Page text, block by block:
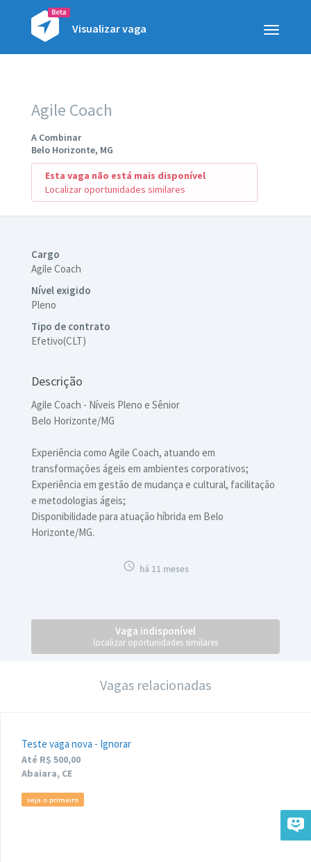
Toggle
Visualizar vaga
Agile Coach
A Combinar
Belo Horizonte, MG
Esta vaga não está mais disponível
Localizar oportunidades similares
Cargo
Agile Coach
Nível exigido
Pleno
Tipo de contrato
Efetivo(CLT)
Descrição
Agile Coach - Níveis Pleno e Sênior
Belo Horizonte/MG
Experiência como Agile Coach, atuando em
transformações ágeis em ambientes corporativos;
Experiência em gestão de mudança e cultural, facilitação
e metodologias ágeis;
Disponibilidade para atuação híbrida em Belo
Horizonte/MG.
 há 11 meses
Vaga indisponível
localizar oportunidades similares
Vagas relacionadas
Teste vaga nova - Ignorar
Até R$ 500,00
Abaiara, CE
seja o primeiro